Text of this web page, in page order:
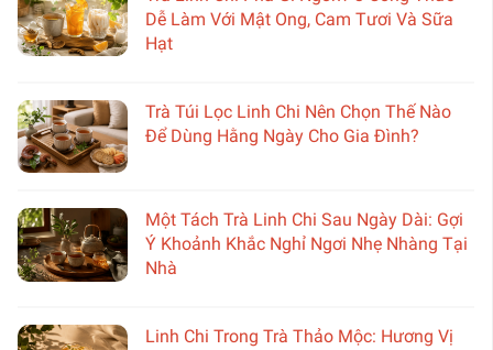
Dễ Làm Với Mật Ong, Cam Tươi Và Sữa
Hạt
Trà Túi Lọc Linh Chi Nên Chọn Thế Nào
Để Dùng Hằng Ngày Cho Gia Đình?
Một Tách Trà Linh Chi Sau Ngày Dài: Gợi
Ý Khoảnh Khắc Nghỉ Ngơi Nhẹ Nhàng Tại
Nhà
Linh Chi Trong Trà Thảo Mộc: Hương Vị